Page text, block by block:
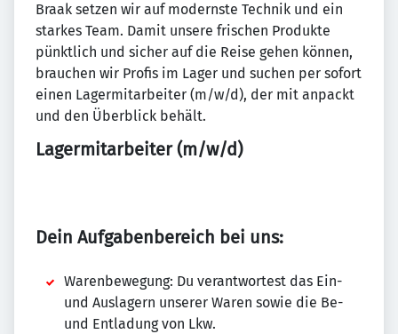
Braak setzen wir auf modernste Technik und ein
starkes Team. Damit unsere frischen Produkte
pünktlich und sicher auf die Reise gehen können,
brauchen wir Profis im Lager und suchen per sofort
einen Lagermitarbeiter (m/w/d), der mit anpackt
und den Überblick behält.
Lagermitarbeiter (m/w/d)
Dein Aufgabenbereich bei uns:
Warenbewegung: Du verantwortest das Ein-
und Auslagern unserer Waren sowie die Be-
und Entladung von Lkw.